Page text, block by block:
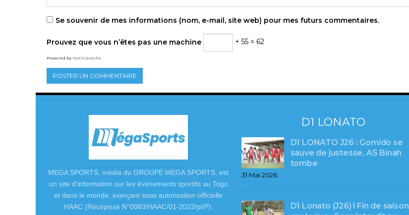
Se souvenir de mes informations (nom, e-mail, site web) pour mes futurs commentaires.
Prouvez que vous n’êtes pas une machine + 55 = 62
Powered by MathCaptcha
MEGA SPORTS, média du GROUPE MEGA SPORTS, est
un site d’information sur les événements sportifs au Togo
et dans le monde, exerçant sous autorisation officielle
HAAC (Récépissé N°0083/HAAC/01-2023/pl/P).
D1 LONATO
D1 LONATO J26 : Gomido se
sauve de justesse, AS Binah
tombe
31 Mai 2026
D1 Lonato (J26) l Fin de saison